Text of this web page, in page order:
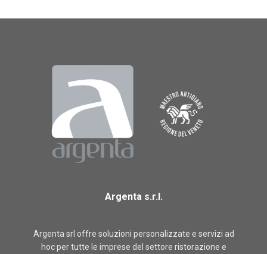
Argenta s.r.l.
Argenta srl offre soluzioni personalizzate e servizi ad
hoc per tutte le imprese del settore ristorazione e